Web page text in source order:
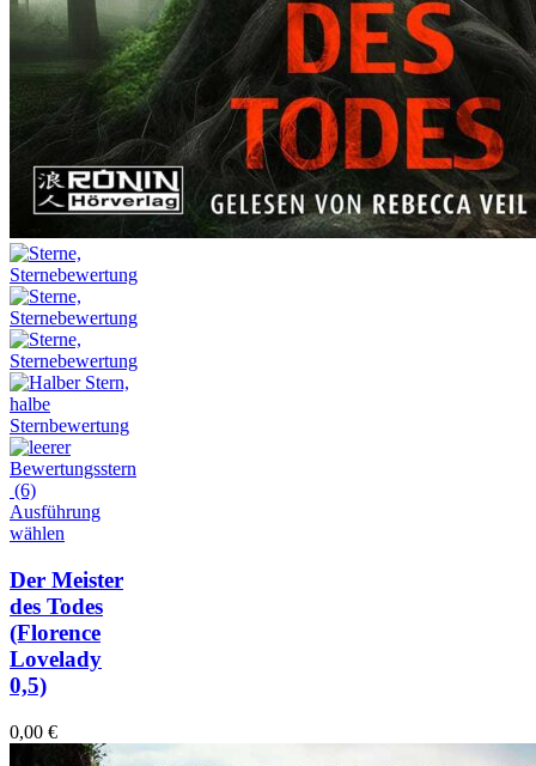
(6)
Ausführung
wählen
Der Meister
des Todes
(Florence
Lovelady
0,5)
0,00 €